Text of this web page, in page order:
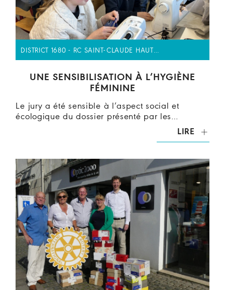
DISTRICT 1680 - RC SAINT-CLAUDE HAUT…
UNE SENSIBILISATION À L’HYGIÈNE
FÉMININE
Le jury a été sensible à l’aspect social et
écologique du dossier présenté par les…
LIRE